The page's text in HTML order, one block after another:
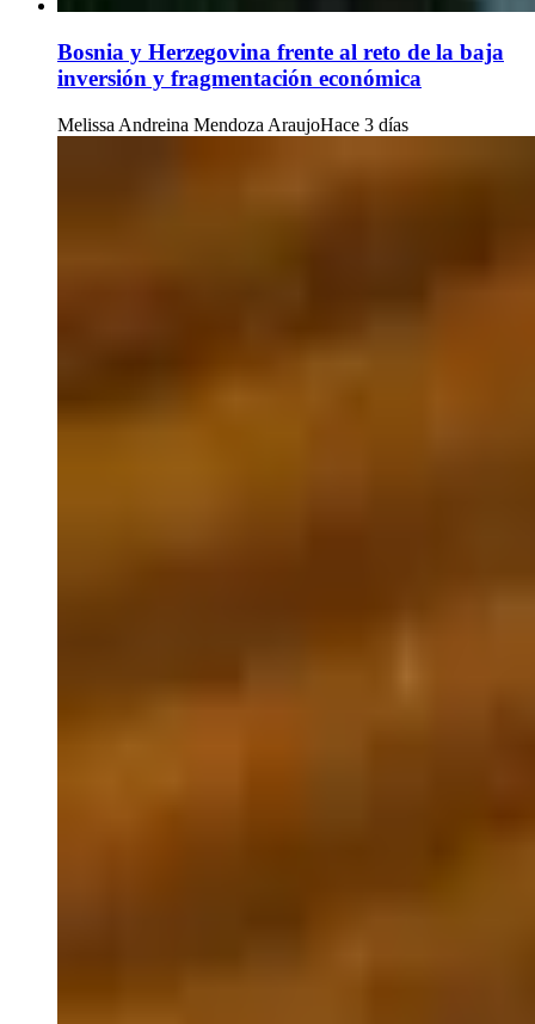
Bosnia y Herzegovina frente al reto de la baja
inversión y fragmentación económica
Melissa Andreina Mendoza AraujoHace 3 días